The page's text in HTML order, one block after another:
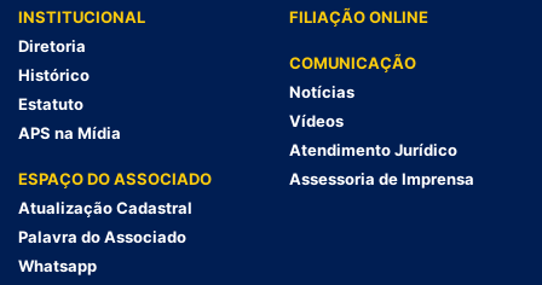
INSTITUCIONAL
Diretoria
Histórico
Estatuto
APS na Mídia
ESPAÇO DO ASSOCIADO
Atualização Cadastral
Palavra do Associado
Whatsapp
FILIAÇÃO ONLINE
COMUNICAÇÃO
Notícias
Vídeos
Atendimento Jurídico
Assessoria de Imprensa